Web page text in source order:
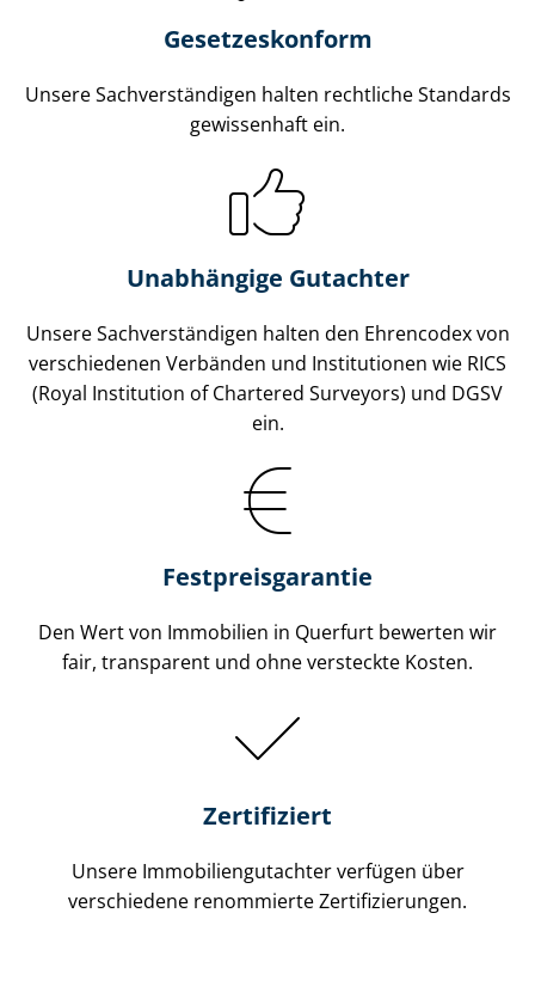
Gesetzes­konform
Unsere Sach­ver­stän­di­gen halten rechtliche Standards
gewissenhaft ein.
Unabhängige Gutachter
Unsere Sach­ver­stän­di­gen halten den Ehrencodex von
verschiedenen Verbänden und Institutionen wie RICS
(Royal Institution of Chartered Surveyors) und DGSV
ein.
Festpreis​garantie
Den Wert von Immobilien in Querfurt bewerten wir
fair, transparent und ohne versteckte Kosten.
Zertifiziert
Unsere Immobilien­gutachter verfügen über
verschiedene renommierte Zer­ti­fi­zie­run­gen.